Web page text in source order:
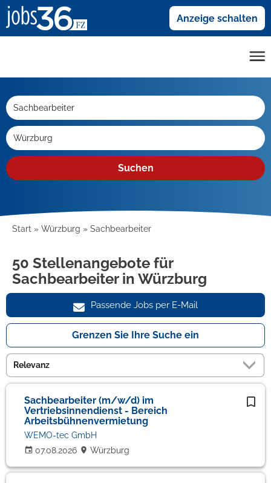
Anzeige schalten
Suchen
Start Würzburg Sachbearbeiter
50 Stellenangebote für
Sachbearbeiter in Würzburg
Passende Jobs per E-Mail
Grenzen Sie Ihre Suche ein
Sachbearbeiter (m/w/d) im
Vertriebsinnendienst - Bereich
Arbeitsbühnenvermietung
07.08.2026
WEMO-tec GmbH
Würzburg